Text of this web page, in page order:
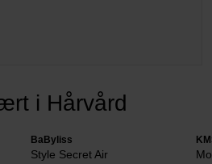
i Hårvård
BaByliss
Style Secret Air